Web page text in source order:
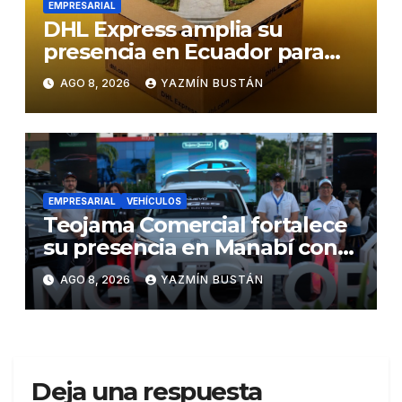
EMPRESARIAL
DHL Express amplia su
presencia en Ecuador para
responder al crecimiento de
las exportaciones
AGO 8, 2026 YAZMÍN BUSTÁN
EMPRESARIAL VEHÍCULOS
Teojama Comercial fortalece
su presencia en Manabí con
una apuesta por la movilidad
híbrida y eléctrica durante
ExpoAuto del Pacífico 2026
AGO 8, 2026 YAZMÍN BUSTÁN
Deja una respuesta